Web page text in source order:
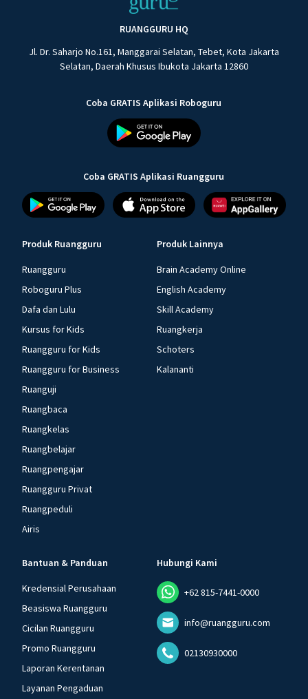
RUANGGURU HQ
Jl. Dr. Saharjo No.161, Manggarai Selatan, Tebet, Kota Jakarta
Selatan, Daerah Khusus Ibukota Jakarta 12860
Coba GRATIS Aplikasi Roboguru
Coba GRATIS Aplikasi Ruangguru
Produk Ruangguru
Ruangguru
Roboguru Plus
Dafa dan Lulu
Kursus for Kids
Ruangguru for Kids
Ruangguru for Business
Ruanguji
Ruangbaca
Ruangkelas
Ruangbelajar
Ruangpengajar
Ruangguru Privat
Ruangpeduli
Airis
Produk Lainnya
Brain Academy Online
English Academy
Skill Academy
Ruangkerja
Schoters
Kalananti
Bantuan & Panduan
Kredensial Perusahaan
Beasiswa Ruangguru
Cicilan Ruangguru
Promo Ruangguru
Laporan Kerentanan
Layanan Pengaduan
Hubungi Kami
+62 815-7441-0000
info@ruangguru.com
02130930000